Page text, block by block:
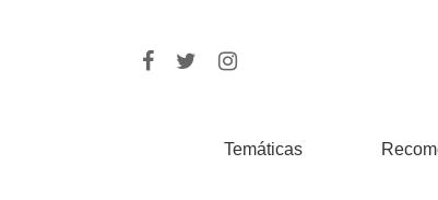
Temáticas